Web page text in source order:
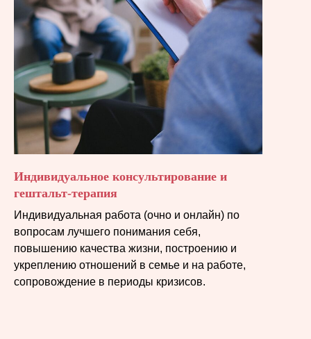
Индивидуальное консультирование и
гештальт-терапия
Индивидуальная работа (очно и онлайн) по
вопросам лучшего понимания себя,
повышению качества жизни, построению и
укреплению отношений в семье и на работе,
сопровождение в периоды кризисов.